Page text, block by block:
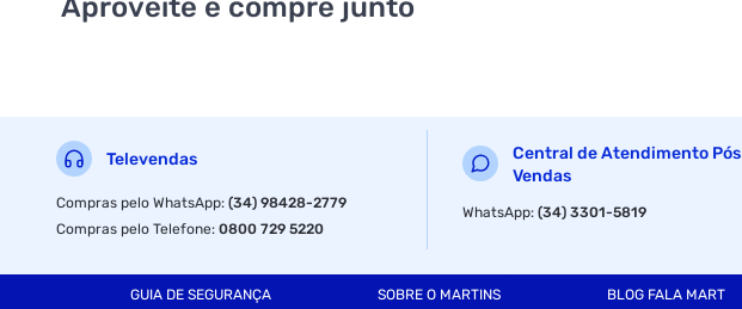
Aproveite e compre junto
Televendas
Compras pelo WhatsApp:(34) 98428-2779
Compras pelo Telefone:0800 729 5220
Central de Atendimento Pós
Vendas
WhatsApp:(34) 3301-5819
GUIA DE SEGURANÇA SOBRE O MARTINS BLOG FALA MART